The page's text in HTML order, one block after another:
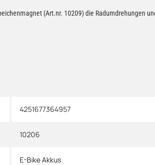
4251677364957
10206
E-Bike Akkus
(Art.nr. 10209) die Radumdrehungen